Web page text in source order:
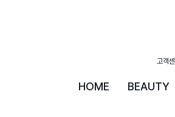
HOME BEAUTY
고객